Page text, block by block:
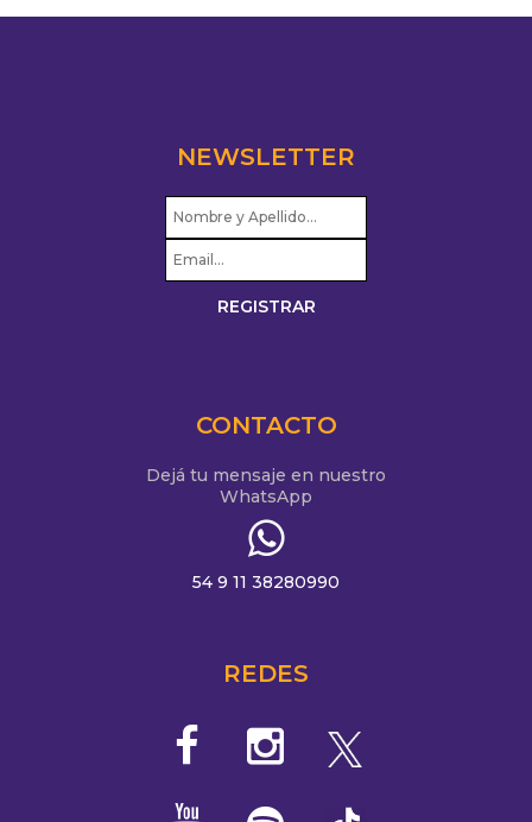
NEWSLETTER
CONTACTO
Dejá tu mensaje en nuestro
WhatsApp
54 9 11 38280990
REDES